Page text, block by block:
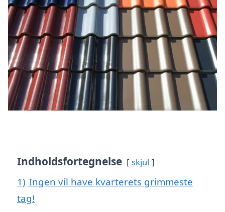
Indholdsfortegnelse skjul
1) Ingen vil have kvarterets grimmeste
tag!